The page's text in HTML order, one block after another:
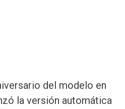
del modelo en
la versión automática